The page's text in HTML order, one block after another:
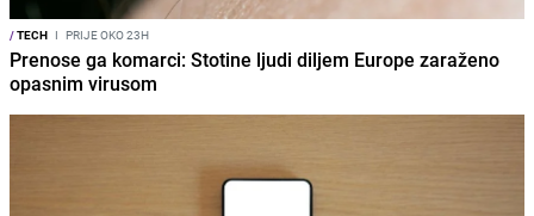
/TECH I PRIJE OKO 23H
Prenose ga komarci: Stotine ljudi diljem Europe zaraženo
opasnim virusom